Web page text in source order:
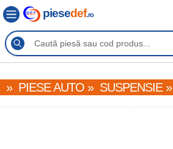
piesedef.ro
» PIESE AUTO » SUSPENSIE»